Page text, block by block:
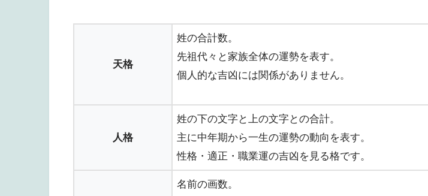
天格
姓の合計数。
先祖代々と家族全体の運勢を表す。
個人的な吉凶には関係がありません。
人格
姓の下の文字と上の文字との合計。
主に中年期から一生の運勢の動向を表す。
性格・適正・職業運の吉凶を見る格です。
名前の画数。